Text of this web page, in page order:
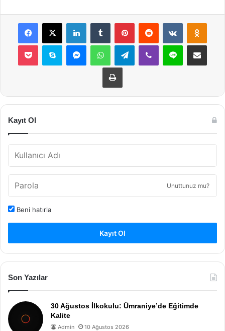
Facebook
X LinkedInTumblr PinterestReddit VKontakte
Pocket Skype MessengerWhatsAppTelegramViber Line E-Posta ile
Yazdır
Kayıt Ol
Unuttunuz mu?
Beni hatırla
Kayıt Ol
Son Yazılar
30 Ağustos İlkokulu: Ümraniye’de Eğitimde
Kalite
Admin 10 Ağustos 2026